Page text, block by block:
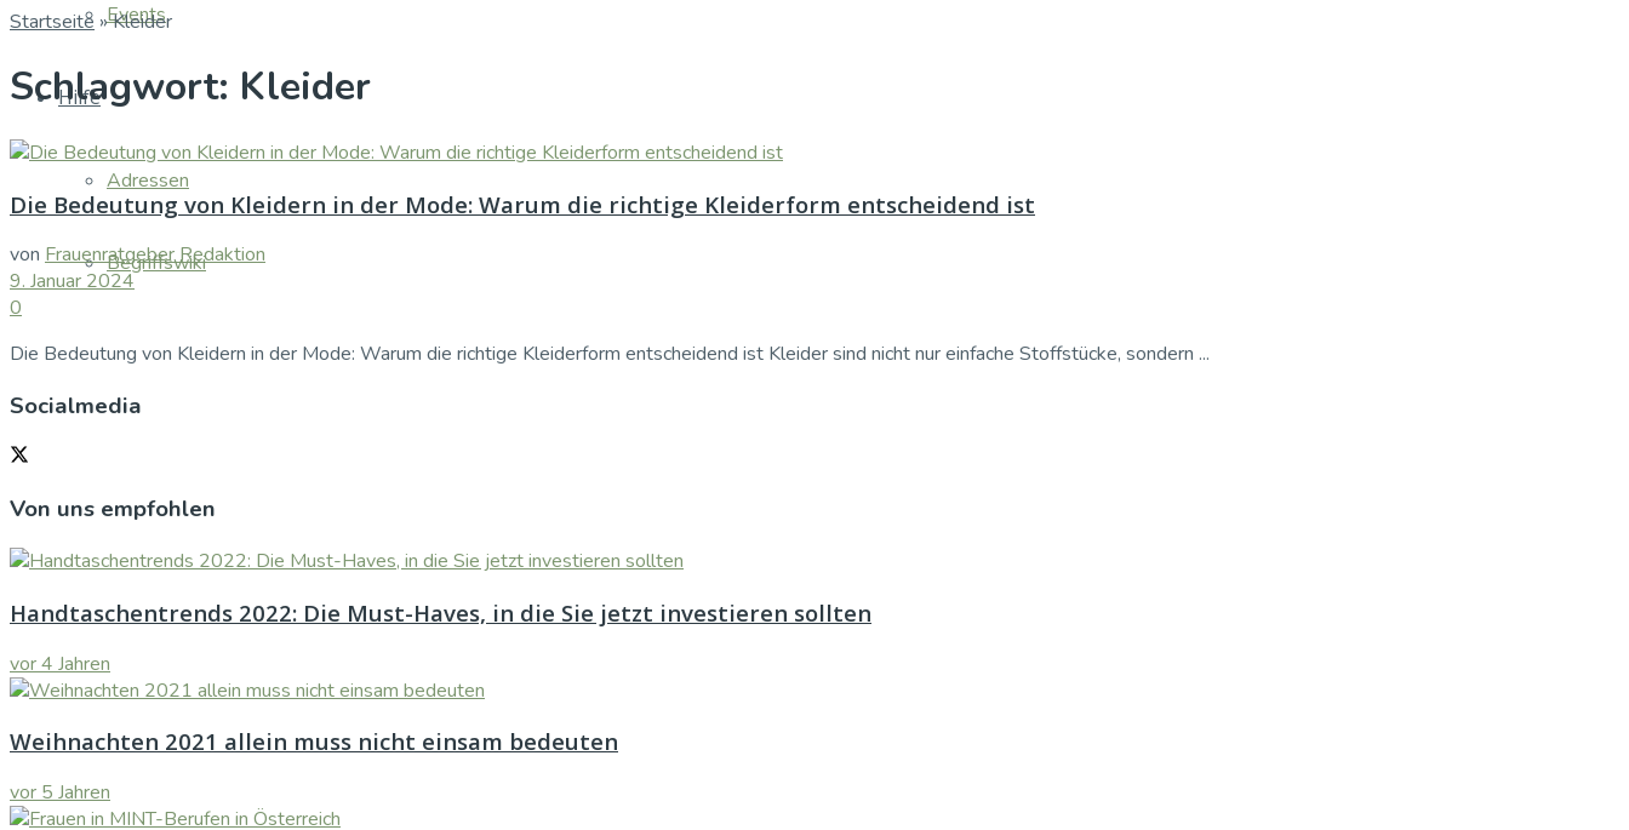
Events
Hilfe
Adressen
Begriffswiki
Startseite »Kleider
Schlagwort: Kleider
Die Bedeutung von Kleidern in der Mode: Warum die richtige Kleiderform entscheidend ist
von Frauenratgeber Redaktion
9. Januar 2024
0
Die Bedeutung von Kleidern in der Mode: Warum die richtige Kleiderform entscheidend ist Kleider sind nicht nur einfache Stoffstücke, sondern ...
Socialmedia
Von uns empfohlen
Handtaschentrends 2022: Die Must-Haves, in die Sie jetzt investieren sollten
vor 4 Jahren
Weihnachten 2021 allein muss nicht einsam bedeuten
vor 5 Jahren